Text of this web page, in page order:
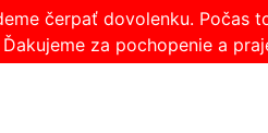
čerpať dovolenku.
za pochopenie a